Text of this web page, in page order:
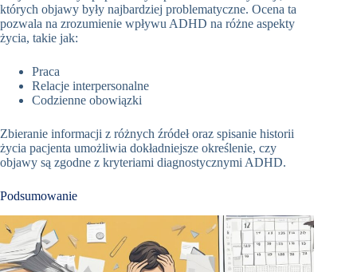
których objawy były najbardziej problematyczne. Ocena ta
pozwala na zrozumienie wpływu ADHD na różne aspekty
życia, takie jak:
Praca
Relacje interpersonalne
Codzienne obowiązki
Zbieranie informacji z różnych źródeł oraz spisanie historii
życia pacjenta umożliwia dokładniejsze określenie, czy
objawy są zgodne z kryteriami diagnostycznymi ADHD.
Podsumowanie